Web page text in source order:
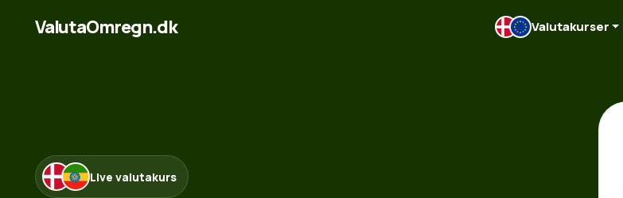
ValutaOmregn.dk Valutakurser
Live valutakurs